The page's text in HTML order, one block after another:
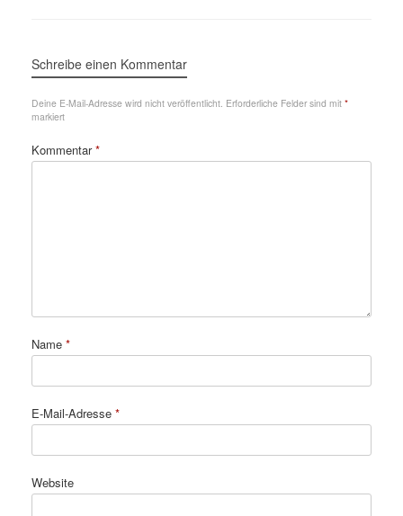
Schreibe einen Kommentar
Deine E-Mail-Adresse wird nicht veröffentlicht. Erforderliche Felder sind mit *
markiert
Kommentar*
Name *
E-Mail-Adresse *
Website